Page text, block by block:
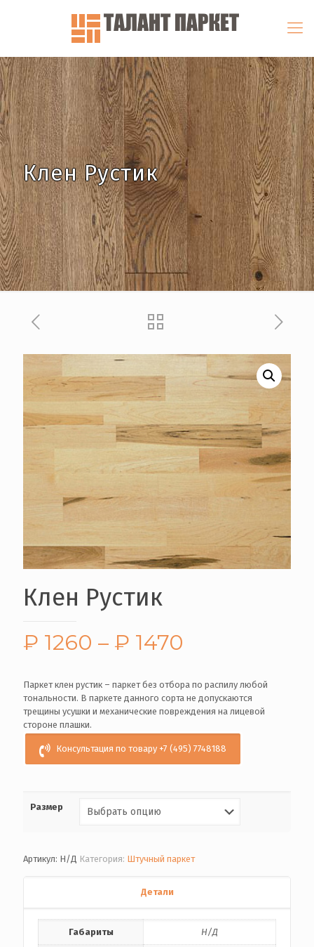
Клен Рустик
Клен Рустик
₽ 1260 – ₽ 1470
Паркет клен рустик – паркет без отбора по распилу любой
тональности. В паркете данного сорта не допускаются
трещины усушки и механические повреждения на лицевой
стороне плашки.
Консультация по товару +7 (495) 7748188
Размер
Артикул: Н/Д Категория: Штучный паркет
Детали
Габариты Н/Д